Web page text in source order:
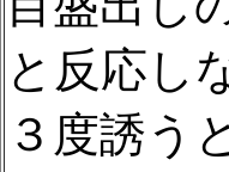
と反応し
３度誘う